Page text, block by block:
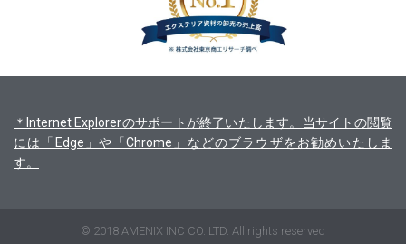
＊Internet Explorerのサポートが終了いたします。当サイトの閲覧
には「Edge」や「Chrome」などのブラウザをお勧めいたしま
す。
© 2018 AMENIX INC CO. LTD. All rights reserved